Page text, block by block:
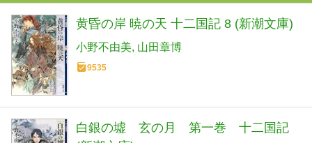
黄昏の岸 暁の天 十二国記 8 (新潮文庫)
小野不由美 山田章博
9535
白銀の墟 玄の月 第一巻 十二国記